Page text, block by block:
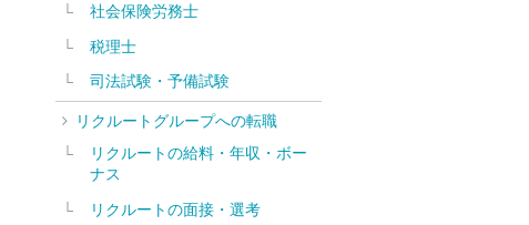
社会保険労務士
税理士
司法試験・予備試験
リクルートグループへの転職
リクルートの給料・年収・ボー
ナス
リクルートの面接・選考